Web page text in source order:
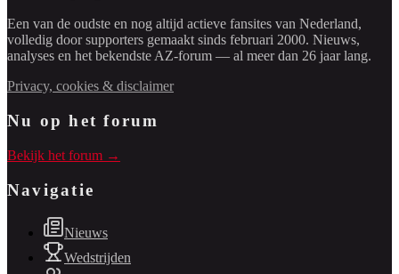
Een van de oudste en nog altijd actieve fansites van Nederland,
volledig door supporters gemaakt sinds februari 2000. Nieuws,
analyses en het bekendste AZ-forum — al meer dan 26 jaar lang.
Privacy, cookies & disclaimer
Nu op het forum
Bekijk het forum →
Navigatie
Nieuws
Wedstrijden